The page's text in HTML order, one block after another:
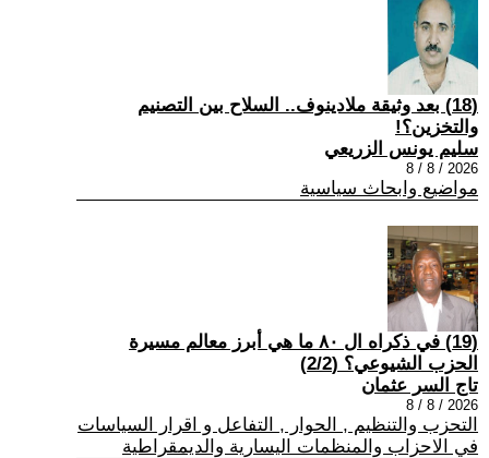
(18) بعد وثيقة ملادينوف.. السلاح بين التصنيم
والتخزين؟!
سليم يونس الزريعي
2026 / 8 / 8
مواضيع وابحاث سياسية
(19) في ذكراه ال ٨٠ ما هي أبرز معالم مسيرة
الحزب الشيوعي؟ (2/2)
تاج السر عثمان
2026 / 8 / 8
التحزب والتنظيم , الحوار , التفاعل و اقرار السياسات
في الاحزاب والمنظمات اليسارية والديمقراطية